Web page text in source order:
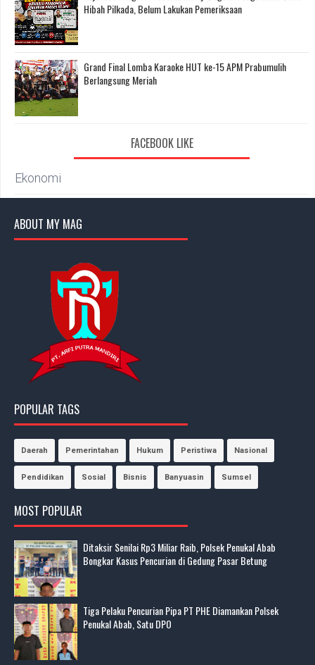
Hibah Pilkada, Belum Lakukan Pemeriksaan
Grand Final Lomba Karaoke HUT ke-15 APM Prabumulih
Berlangsung Meriah
FACEBOOK LIKE
Ekonomi
ABOUT MY MAG
POPULAR TAGS
Daerah Pemerintahan Hukum Peristiwa Nasional
Pendidikan Sosial Bisnis Banyuasin Sumsel
MOST POPULAR
Ditaksir Senilai Rp3 Miliar Raib, Polsek Penukal Abab
Bongkar Kasus Pencurian di Gedung Pasar Betung
Tiga Pelaku Pencurian Pipa PT PHE Diamankan Polsek
Penukal Abab, Satu DPO